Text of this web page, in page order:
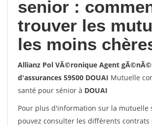
senior :
trouver les
les moins
Allianz Pol VÃ©ronique Agent
d'assurances 59500 DOUAI Mutuelle
santé pour sénior à DOUAI
Pour plus d'information sur la mutuelle
pouvez consulter les différents contrats